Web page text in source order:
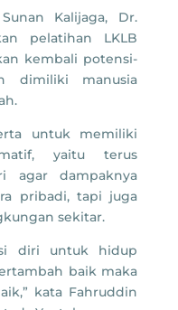
Kalijaga, Dr.
pelatihan LKLB
kembali potensi-
dimiliki manusia
untuk memiliki
yaitu terus
agar dampaknya
pribadi, tapi juga
sekitar.
diri untuk hidup
baik maka
kata Fahruddin